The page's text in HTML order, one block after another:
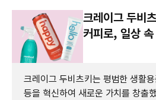
크레이그 두비
커피로, 일상
크레이그 두비츠키는 평범한 생활
등을 혁신하여 새로운 가치를 창출